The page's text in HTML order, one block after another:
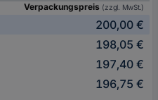
Verpackungspreis (zzgl. MwSt.)
200,00 €
198,05 €
197,40 €
196,75 €